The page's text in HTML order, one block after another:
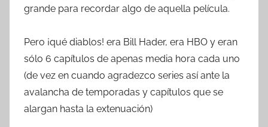
grande para recordar algo de aquella película.
Pero ¡qué diablos! era Bill Hader, era HBO y eran
sólo 6 capítulos de apenas media hora cada uno
(de vez en cuando agradezco series así ante la
avalancha de temporadas y capítulos que se
alargan hasta la extenuación)